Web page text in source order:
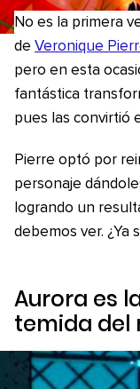
No es la primera
de Veronique
pero en esta
fantástica
pues las convirtió
Pierre optó por
personaje
logrando un
debemos ver. ¿Ya
Aurora es
temida del